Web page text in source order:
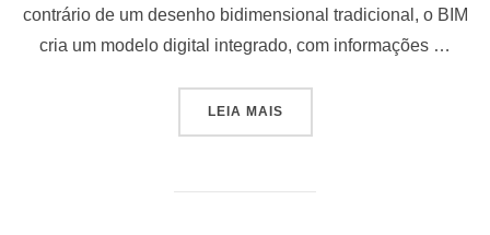
contrário de um desenho bidimensional tradicional, o BIM
cria um modelo digital integrado, com informações …
LEIA MAIS“TECNOLOGIA BIM: